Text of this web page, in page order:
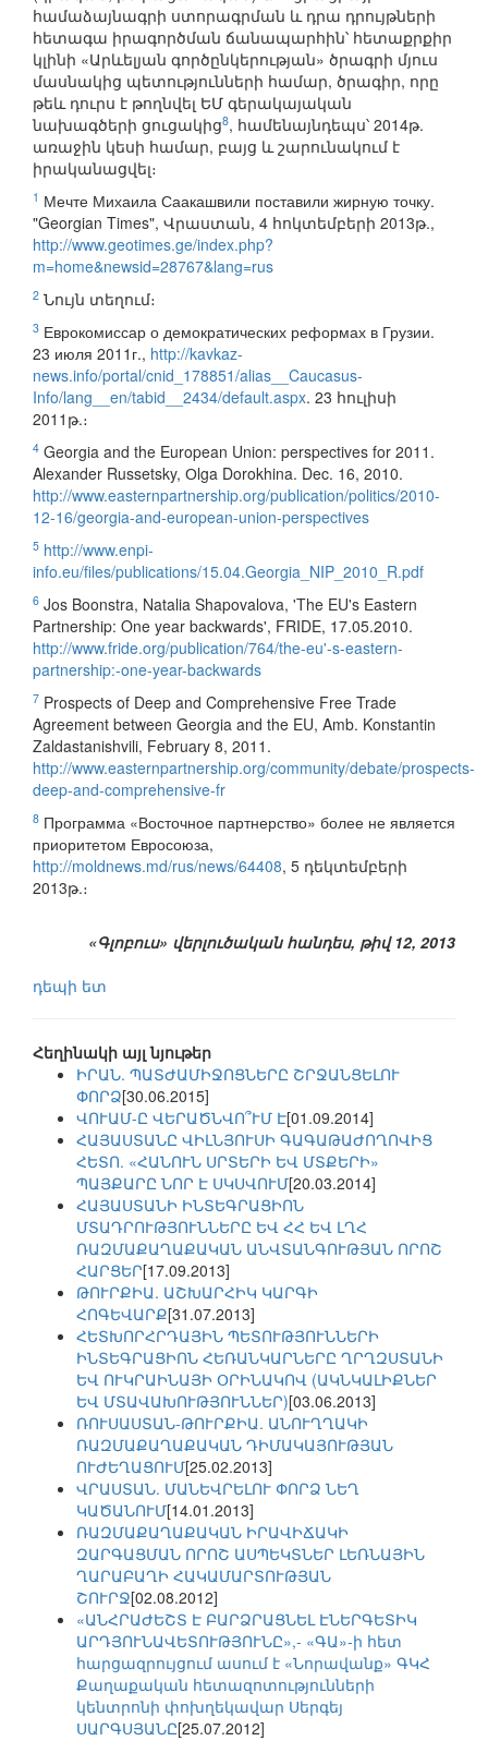
համաձայնագրի ստորագրման և դրա դրույթների
հետագա իրագործման ճանապարհին՝ հետաքրքիր
կլինի «Արևելյան գործընկերության» ծրագրի մյուս
մասնակից պետությունների համար, ծրագիր, որը
թեև դուրս է թողնվել ԵՄ գերակայական
նախագծերի ցուցակից8, համենայնդեպս՝ 2014թ.
առաջին կեսի համար, բայց և շարունակում է
իրականացվել։
1 Мечте Михаила Саакашвили поставили жирную точку.
"Georgian Times", Վրաստան, 4 հոկտեմբերի 2013թ.,
http://www.geotimes.ge/index.php?
m=home&newsid=28767&lang=rus
2 Նույն տեղում։
3 Еврокомиссар о демократических реформах в Грузии.
23 июля 2011г., http://kavkaz-
news.info/portal/cnid_178851/alias__Caucasus-
Info/lang__en/tabid__2434/default.aspx. 23 հուլիսի
2011թ.։
4 Georgia and the European Union: perspectives for 2011.
Alexander Russetsky, Оlga Dorokhina. Dec. 16, 2010.
http://www.easternpartnership.org/publication/politics/2010-
12-16/georgia-and-european-union-perspectives
5 http://www.enpi-
info.eu/files/publications/15.04.Georgia_NIP_2010_R.pdf
6 Jos Boonstra, Natalia Shapovalova, 'The EU's Eastern
Partnership: One year backwards', FRIDE, 17.05.2010.
http://www.fride.org/publication/764/the-eu'-s-eastern-
partnership:-one-year-backwards
7 Prospects of Deep and Comprehensive Free Trade
Agreement between Georgia and the EU, Amb. Konstantin
Zaldastanishvili, February 8, 2011.
http://www.easternpartnership.org/community/debate/prospects-
deep-and-comprehensive-fr
8 Программа «Восточное партнерство» более не является
приоритетом Евросоюза,
http://moldnews.md/rus/news/64408, 5 դեկտեմբերի
2013թ.։
«Գլոբուս» վերլուծական հանդես, թիվ 12, 2013
դեպի ետ
Հեղինակի այլ նյութեր
ԻՐԱՆ. ՊԱՏԺԱՄԻՋՈՑՆԵՐԸ ՇՐՋԱՆՑԵԼՈՒ
ՓՈՐՁ[30.06.2015]
ՎՈՒԱՄ-Ը ՎԵՐԱԾՆՎՈ՞ՒՄ Է[01.09.2014]
ՀԱՅԱՍՏԱՆԸ ՎԻԼՆՅՈՒՍԻ ԳԱԳԱԹԱԺՈՂՈՎԻՑ
ՀԵՏՈ. «ՀԱՆՈՒՆ ՍՐՏԵՐԻ ԵՎ ՄՏՔԵՐԻ»
ՊԱՅՔԱՐԸ ՆՈՐ Է ՍԿՍՎՈՒՄ[20.03.2014]
ՀԱՅԱՍՏԱՆԻ ԻՆՏԵԳՐԱՑԻՈՆ
ՄՏԱԴՐՈՒԹՅՈՒՆՆԵՐԸ ԵՎ ՀՀ ԵՎ ԼՂՀ
ՌԱԶՄԱՔԱՂԱՔԱԿԱՆ ԱՆՎՏԱՆԳՈՒԹՅԱՆ ՈՐՈՇ
ՀԱՐՑԵՐ[17.09.2013]
ԹՈՒՐՔԻԱ. ԱՇԽԱՐՀԻԿ ԿԱՐԳԻ
ՀՈԳԵՎԱՐՔ[31.07.2013]
ՀԵՏԽՈՐՀՐԴԱՅԻՆ ՊԵՏՈՒԹՅՈՒՆՆԵՐԻ
ԻՆՏԵԳՐԱՑԻՈՆ ՀԵՌԱՆԿԱՐՆԵՐԸ ՂՐՂԶՍՏԱՆԻ
ԵՎ ՈՒԿՐԱԻՆԱՅԻ ՕՐԻՆԱԿՈՎ (ԱԿՆԿԱԼԻՔՆԵՐ
ԵՎ ՄՏԱՎԱԽՈՒԹՅՈՒՆՆԵՐ)[03.06.2013]
ՌՈՒՍԱՍՏԱՆ-ԹՈՒՐՔԻԱ. ԱՆՈՒՂՂԱԿԻ
ՌԱԶՄԱՔԱՂԱՔԱԿԱՆ ԴԻՄԱԿԱՅՈՒԹՅԱՆ
ՈՒԺԵՂԱՑՈՒՄ[25.02.2013]
ՎՐԱՍՏԱՆ. ՄԱՆԵՎՐԵԼՈՒ ՓՈՐՁ ՆԵՂ
ԿԱԾԱՆՈՒՄ[14.01.2013]
ՌԱԶՄԱՔԱՂԱՔԱԿԱՆ ԻՐԱՎԻՃԱԿԻ
ԶԱՐԳԱՑՄԱՆ ՈՐՈՇ ԱՍՊԵԿՏՆԵՐ ԼԵՌՆԱՅԻՆ
ՂԱՐԱԲԱՂԻ ՀԱԿԱՄԱՐՏՈՒԹՅԱՆ
ՇՈՒՐՋ[02.08.2012]
«ԱՆՀՐԱԺԵՇՏ Է ԲԱՐՁՐԱՑՆԵԼ ԷՆԵՐԳԵՏԻԿ
ԱՐԴՅՈՒՆԱՎԵՏՈՒԹՅՈՒՆԸ»,- «ԳԱ»-ի հետ
հարցազրույցում ասում է «Նորավանք» ԳԿՀ
Քաղաքական հետազոտությունների
կենտրոնի փոխղեկավար Սերգեյ
ՍԱՐԳՍՅԱՆԸ[25.07.2012]